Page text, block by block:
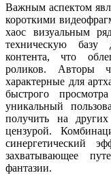
Важным аспектом
короткими
хаос визуальным
техническую базу
контента, что
роликов. Авторы
характерные для
быстрого
уникальный
получить на
цензурой.
синергетический
захватывающее
фантазии.